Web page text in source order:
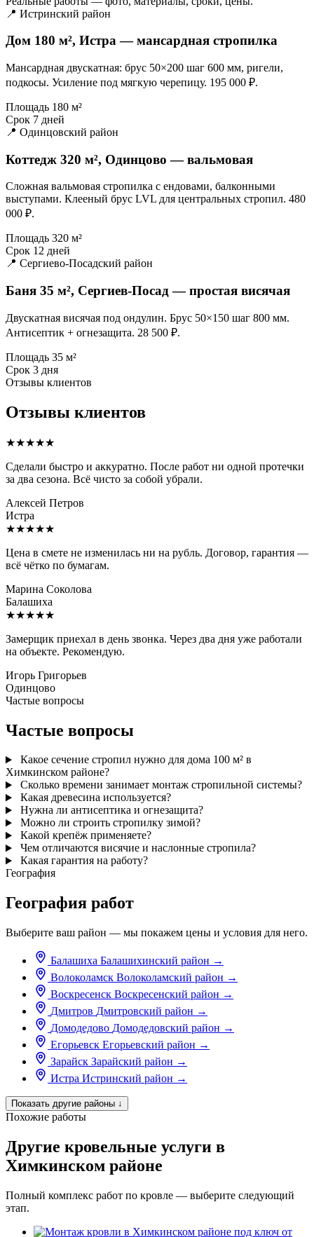
📍 Истринский район
Дом 180 м², Истра — мансардная стропилка
Мансардная двускатная: брус 50×200 шаг 600 мм, ригели,
подкосы. Усиление под мягкую черепицу. 195 000 ₽.
Площадь 180 м²
Срок 7 дней
📍 Одинцовский район
Коттедж 320 м², Одинцово — вальмовая
Сложная вальмовая стропилка с ендовами, балконными
выступами. Клееный брус LVL для центральных стропил. 480
000 ₽.
Площадь 320 м²
Срок 12 дней
📍 Сергиево-Посадский район
Баня 35 м², Сергиев-Посад — простая висячая
Двускатная висячая под ондулин. Брус 50×150 шаг 800 мм.
Антисептик + огнезащита. 28 500 ₽.
Площадь 35 м²
Срок 3 дня
Отзывы клиентов
Отзывы клиентов
★★★★★
Сделали быстро и аккуратно. После работ ни одной протечки
за два сезона. Всё чисто за собой убрали.
Алексей Петров
Истра
★★★★★
Цена в смете не изменилась ни на рубль. Договор, гарантия —
всё чётко по бумагам.
Марина Соколова
Балашиха
★★★★★
Замерщик приехал в день звонка. Через два дня уже работали
на объекте. Рекомендую.
Игорь Григорьев
Одинцово
Частые вопросы
Частые вопросы
Какое сечение стропил нужно для дома 100 м² в
Химкинском районе?
Сколько времени занимает монтаж стропильной системы?
Какая древесина используется?
Нужна ли антисептика и огнезащита?
Можно ли строить стропилку зимой?
Какой крепёж применяете?
Чем отличаются висячие и наслонные стропила?
Какая гарантия на работу?
География
География работ
Выберите ваш район — мы покажем цены и условия для него.
Балашиха Балашихинский район →
Волоколамск Волоколамский район →
Воскресенск Воскресенский район →
Дмитров Дмитровский район →
Домодедово Домодедовский район →
Егорьевск Егорьевский район →
Зарайск Зарайский район →
Истра Истринский район →
Показать другие районы ↓
Похожие работы
Другие кровельные услуги в
Химкинском районе
Полный комплекс работ по кровле — выберите следующий
этап.
от